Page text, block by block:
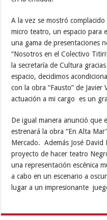
A la vez se mostró
micro teatro, un espacio para
una gama de presentaciones
“Nosotros en el Colectivo
la secretaría de Cultura
espacio, decidimos
con la obra “Fausto” de
actuación a mi cargo es un
De igual manera anunció que
estrenará la obra “En Alta
Mercado. Además José
proyecto de hacer teatro
una representación escénica
a cabo en un escenario a
lugar a un impresionante